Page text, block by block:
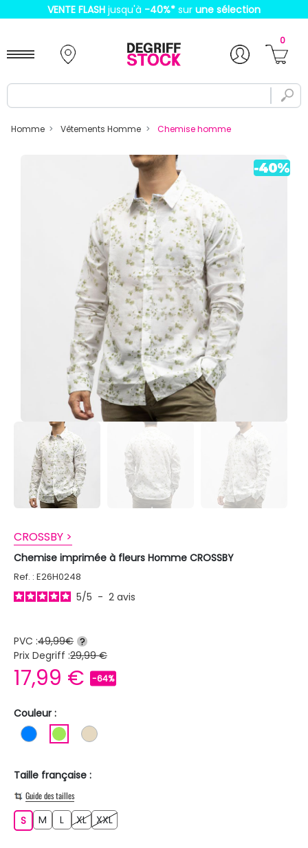
VENTE FLASH jusqu'à -40%* sur une sélection
0
Homme Vêtements Homme Chemise homme
CROSSBY >
Chemise imprimée à fleurs Homme CROSSBY
Ref. : E26H0248
5/5 - 2 avis
PVC :49,99€ ?
Prix Degriff :29,99 €
17,99 € -64%
Couleur :
BLEU VERT CLAIR
BEIGE
Taille française :
Guide des tailles
SS M L XLXL XXLXXL